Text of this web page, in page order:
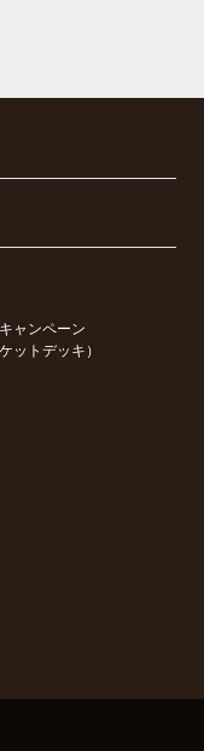
ャンペーン
ットデッキ）